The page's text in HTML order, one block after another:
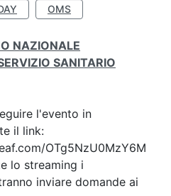
OMS
NAZIONALE
SANITARIO
l'evento in
il link:
OTg5NzU0MzY6M
lo streaming i
inviare domande ai